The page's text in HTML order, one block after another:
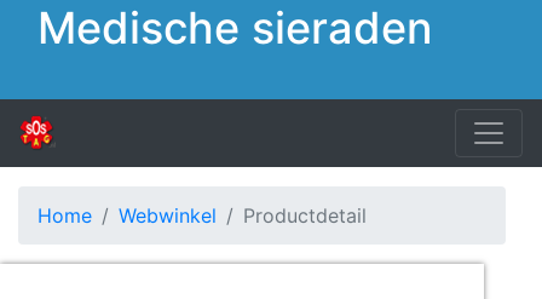
Medische sieraden
Home Webwinkel Productdetail